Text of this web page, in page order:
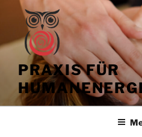
springen
PRAXIS FÜR